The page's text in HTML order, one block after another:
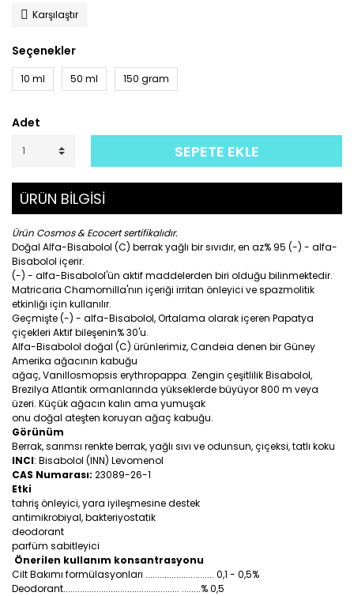
Karşılaştır
Seçenekler
10 ml 50 ml 150 gram
Adet
SEPETE EKLE
ÜRÜN BİLGİSİ
Ürün Cosmos & Ecocert sertifikalıdır.
Doğal Alfa-Bisabolol (C) berrak yağlı bir sıvıdır, en az% 95 (-) - alfa-
Bisabolol içerir.
(-) - alfa-Bisabolol'ün aktif maddelerden biri olduğu bilinmektedir.
Matricaria Chamomilla'nın içeriği irritan önleyici ve spazmolitik
etkinliği için kullanılır.
Geçmişte (-) - alfa-Bisabolol, Ortalama olarak içeren Papatya
çiçekleri Aktif bileşenin% 30'u.
Alfa-Bisabolol doğal (C) ürünlerimiz, Candeia denen bir Güney
Amerika ağacının kabuğu
ağaç, Vanillosmopsis erythropappa. Zengin çeşitlilik Bisabolol,
Brezilya Atlantik ormanlarında yükseklerde büyüyor 800 m veya
üzeri. Küçük ağacın kalın ama yumuşak
onu doğal ateşten koruyan ağaç kabuğu.
Görünüm
Berrak, sarımsı renkte berrak, yağlı sıvı ve odunsun, çiçeksi, tatlı koku
INCI: Bisabolol (INN) Levomenol
CAS Numarası: 23089-26-1
Etki
tahriş önleyici, yara iyileşmesine destek
antimikrobiyal, bakteriyostatik
deodorant
parfüm sabitleyici
Önerilen kullanım konsantrasyonu
Cilt Bakımı formülasyonları ............................. 0,1 - 0,5%
Deodorant................................................. ........% 0,5